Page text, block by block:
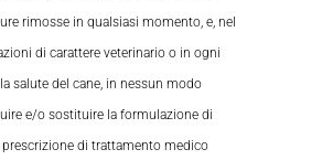
rimosse in qualsiasi momento, e, nel
di carattere veterinario o in ogni
salute del cane, in nessun modo
e/o sostituire la formulazione di
di trattamento medico